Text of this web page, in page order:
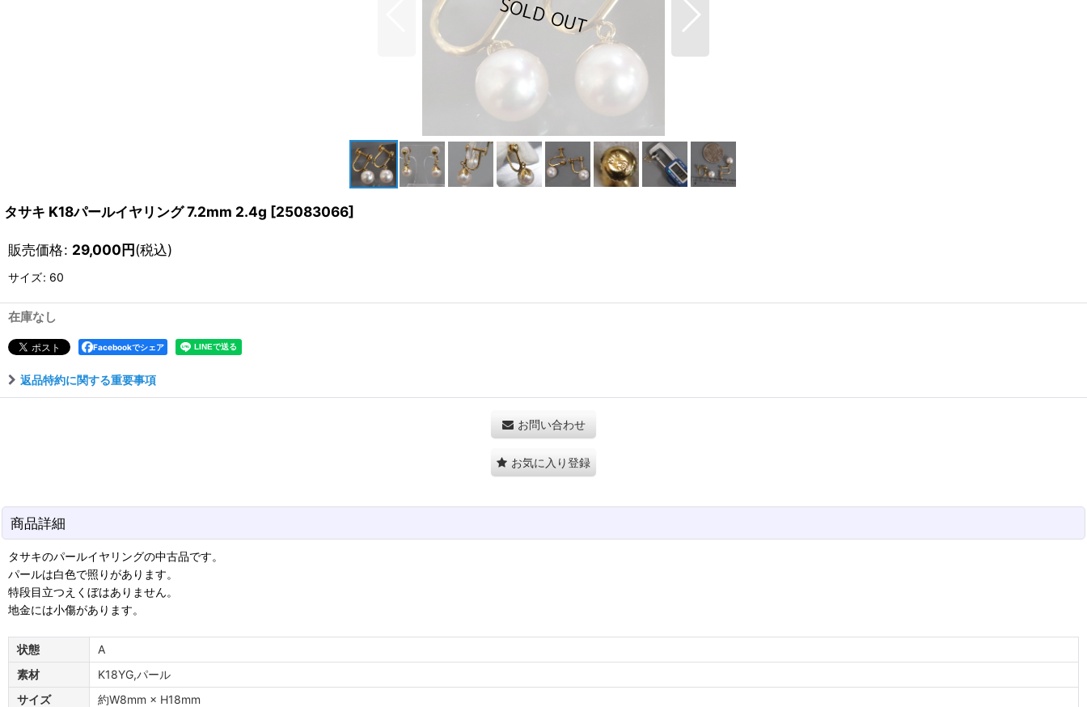
タサキ K18パールイヤリング 7.2mm 2.4g [25083066]
販売価格: 29,000円(税込)
サイズ: 60
在庫なし
Facebookでシェア
返品特約に関する重要事項
お問い合わせ
お気に入り登録
商品詳細
タサキのパールイヤリングの中古品です。
パールは白色で照りがあります。
特段目立つえくぼはありません。
地金には小傷があります。
状態
A
素材
K18YG,パール
サイズ
約W8mm × H18mm